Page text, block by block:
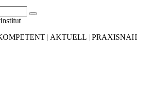
| AKTUELL | PRAXISNAH